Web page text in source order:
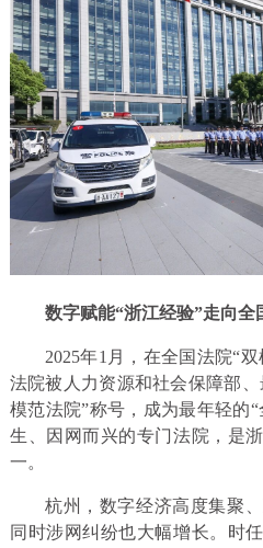
数字赋能“浙江经验”走向全
2025年1月，在全国法院“
法院被人力资源和社会保障部
模范法院”称号，成为最年轻的
生、因网而兴的专门法院，是
一。
杭州，数字经济高度集聚
同时涉网纠纷也大幅增长。时